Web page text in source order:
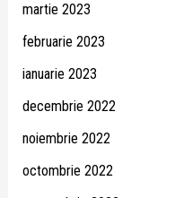
martie 2023
februarie 2023
ianuarie 2023
decembrie 2022
noiembrie 2022
octombrie 2022